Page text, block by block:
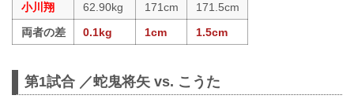
小川翔
62.90kg 171cm
171.5cm
両者の差
0.1kg 1cm 1.5cm
第1試合 ／蛇鬼将矢 vs. こうた